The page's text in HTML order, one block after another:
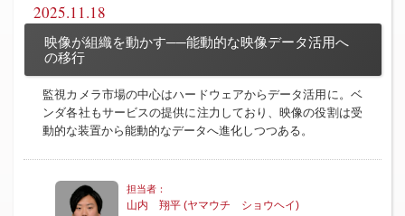
2025.11.18
映像が組織を動かす──能動的な映像データ活用へ
の移行
監視カメラ市場の中心はハードウェアからデータ活用に。ベ
ンダ各社もサービスの提供に注力しており、映像の役割は受
動的な装置から能動的なデータへ進化しつつある。
山内 翔平 (ヤマウチ ショウヘイ)